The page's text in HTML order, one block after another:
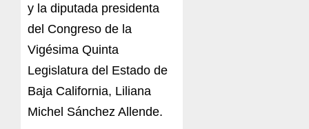
y la diputada presidenta
del Congreso de la
Vigésima Quinta
Legislatura del Estado de
Baja California, Liliana
Michel Sánchez Allende.